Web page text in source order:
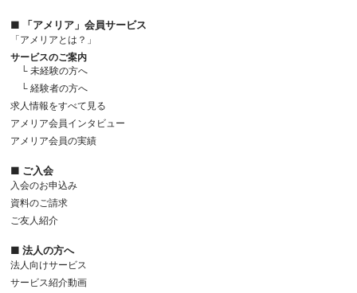
■ 「アメリア」会員サービス
「アメリアとは？」
サービスのご案内
└ 未経験の方へ
└ 経験者の方へ
求人情報をすべて見る
アメリア会員インタビュー
アメリア会員の実績
■ ご入会
入会のお申込み
資料のご請求
ご友人紹介
■ 法人の方へ
法人向けサービス
サービス紹介動画